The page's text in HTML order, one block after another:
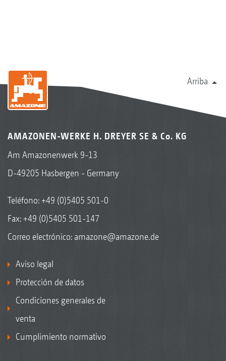
Arriba
AMAZONEN-WERKE H. DREYER SE & Co. KG
Am Amazonenwerk 9-13
D-49205 Hasbergen - Germany
Teléfono:+49 (0)5405 501-0
Fax: +49 (0)5405 501-147
Correo electrónico: amazone@amazone.de
Aviso legal
Protección de datos
Condiciones generales de
venta
Cumplimiento normativo